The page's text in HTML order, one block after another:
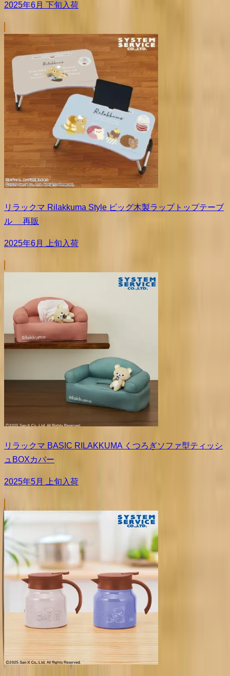
2025年6月 下旬入荷
リラックマ Rilakkuma Style ビッグ木製ラップトップテーブ
ル 再販
2025年6月 上旬入荷
リラックマ BASIC RILAKKUMA くつろぎソファ型ティッシ
ュBOXカバー
2025年5月 上旬入荷